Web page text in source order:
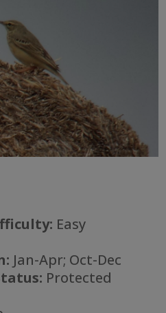
Easy
Jan-Apr; Oct-Dec
Protected